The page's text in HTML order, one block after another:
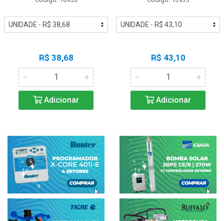
R$ 38,68
Adicionar
R$ 43,10
Adicionar